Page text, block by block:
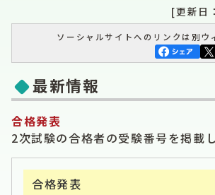
[更新日
ソーシャルサイトへのリンクは別ウ
最新情報
合格発表
2次試験の合格者の受験番号を掲載
合格発表